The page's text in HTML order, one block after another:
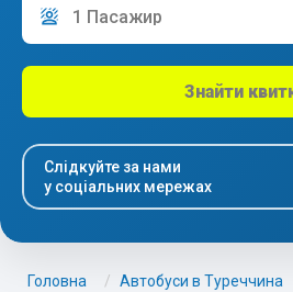
1 Пасажир
Знайти
Слідкуйте за нами
у соціальних мережах
Головна
Автобуси в Туреччина